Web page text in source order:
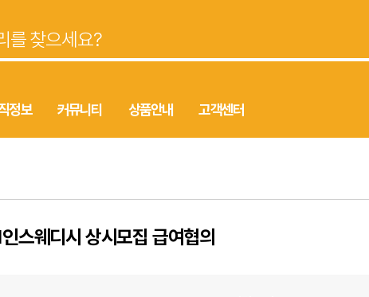
정보 커뮤니티 상품안내 고객센터
스웨디시 상시모집 급여협의